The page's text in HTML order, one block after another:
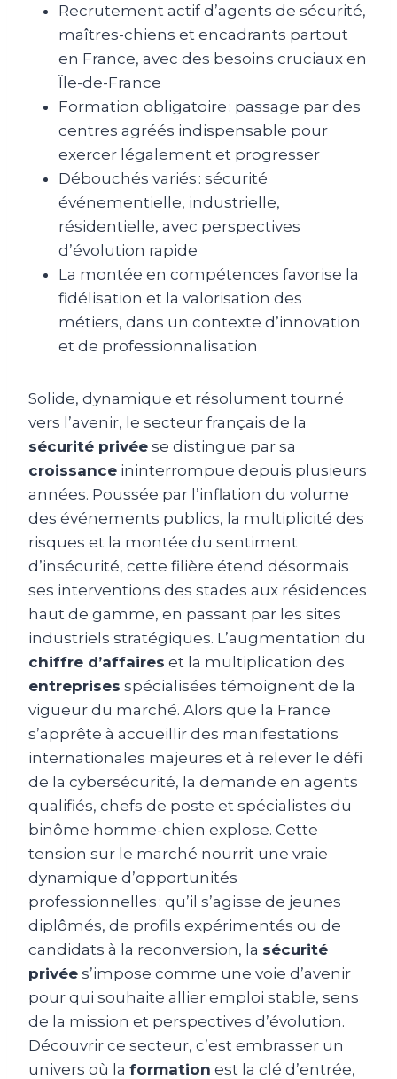
Recrutement actif d’agents de sécurité,
maîtres-chiens et encadrants partout
en France, avec des besoins cruciaux en
Île-de-France
Formation obligatoire : passage par des
centres agréés indispensable pour
exercer légalement et progresser
Débouchés variés : sécurité
événementielle, industrielle,
résidentielle, avec perspectives
d’évolution rapide
La montée en compétences favorise la
fidélisation et la valorisation des
métiers, dans un contexte d’innovation
et de professionnalisation
Solide, dynamique et résolument tourné
vers l’avenir, le secteur français de la
sécurité privée se distingue par sa
croissance ininterrompue depuis plusieurs
années. Poussée par l’inflation du volume
des événements publics, la multiplicité des
risques et la montée du sentiment
d’insécurité, cette filière étend désormais
ses interventions des stades aux résidences
haut de gamme, en passant par les sites
industriels stratégiques. L’augmentation du
chiffre d’affaires et la multiplication des
entreprises spécialisées témoignent de la
vigueur du marché. Alors que la France
s’apprête à accueillir des manifestations
internationales majeures et à relever le défi
de la cybersécurité, la demande en agents
qualifiés, chefs de poste et spécialistes du
binôme homme-chien explose. Cette
tension sur le marché nourrit une vraie
dynamique d’opportunités
professionnelles : qu’il s’agisse de jeunes
diplômés, de profils expérimentés ou de
candidats à la reconversion, la sécurité
privée s’impose comme une voie d’avenir
pour qui souhaite allier emploi stable, sens
de la mission et perspectives d’évolution.
Découvrir ce secteur, c’est embrasser un
univers où la formation est la clé d’entrée,